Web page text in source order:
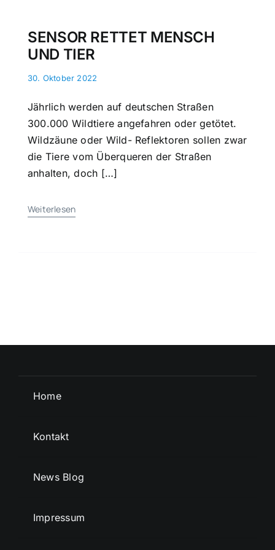
SENSOR RETTET MENSCH
UND TIER
30. Oktober 2022
Jährlich werden auf deutschen Straßen
300.000 Wildtiere angefahren oder getötet.
Wildzäune oder Wild- Reflektoren sollen zwar
die Tiere vom Überqueren der Straßen
anhalten, doch […]
Weiterlesen
Home
Kontakt
News Blog
Impressum